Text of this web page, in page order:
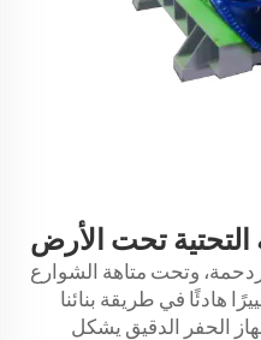
التحتية تحت الأرض
وتحت متاهة الشوارع
هادئًا في طريقة بنائنا
الحفر الدقيق يشكل